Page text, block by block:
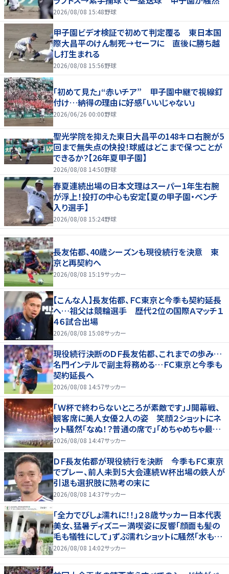
2026/08/08 15:48野球
甲子園ビデオ検証で初めて判定覆る 東日本国
際大昌平のけん制死→セーフに 直後に勝ち越
し打生まれる
2026/08/08 15:56野球
「初めて見た」“赤いチア” 甲子園中継で視線釘
付け…納得の理由に好感「いいじゃない」
2026/06/26 00:00野球
聖光学院を抑えた東日大昌平の148キロ右腕が5
回まで無失点の快投！球威はどこまで保つことが
できるか？【26年夏甲子園】
2026/08/08 14:50野球
春夏連続出場の日本文理はスーパー1年生右腕
が浮上！投打の中心も安定【夏の甲子園・ベンチ
入り選手】
2026/08/08 15:24野球
長友佑都、40歳シーズンも現役続行を決意 東
京と再契約へ
2026/08/08 15:19サッカー
【こんな人】長友佑都、ＦＣ東京と今季も契約延長
へ…祖父は競輪選手 歴代２位の国際Ａマッチ１
４６試合出場
2026/08/08 15:08サッカー
現役続行決断のＤＦ長友佑都、これまでの歩み…
名門インテルで副主将務める…ＦＣ東京と今季も
契約延長へ
2026/08/08 14:57サッカー
「Ｗ杯で終わらないところが素敵です」Ｊ開幕戦、
観客席に美人女優２人の姿 笑顔２ショットにネ
ット騒然「なぬ！？普通の席で」「めちゃめちゃ最上
級に可愛すぎ」
2026/08/08 14:47サッカー
ＤＦ長友佑都が現役続行を決断 今季もＦＣ東京
でプレー、前人未到５大会連続Ｗ杯出場の鉄人が
引退も選択肢に熟考の末に
2026/08/08 14:37サッカー
「全力でびしょ濡れに！！」２８歳サッカー日本代表
美女、猛暑ディズニー満喫姿に反響「顔面も髪の
毛も犠牲にして」ずぶ濡れショットに騒然「水も滴
る」「女優さんかと」
2026/08/08 14:02サッカー